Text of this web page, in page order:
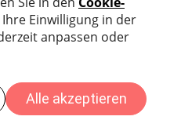
AG - | Impressum | AGB